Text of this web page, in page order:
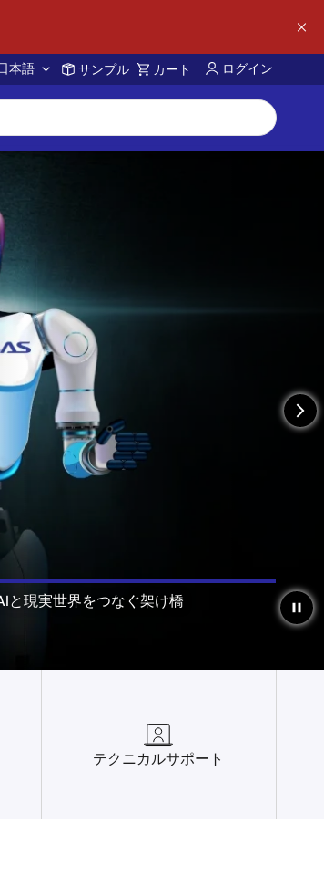
本語 サンプル カート ログイン
arrow_forward_ios
と現実世界をつなぐ架け橋 pause
テクニカルサポート